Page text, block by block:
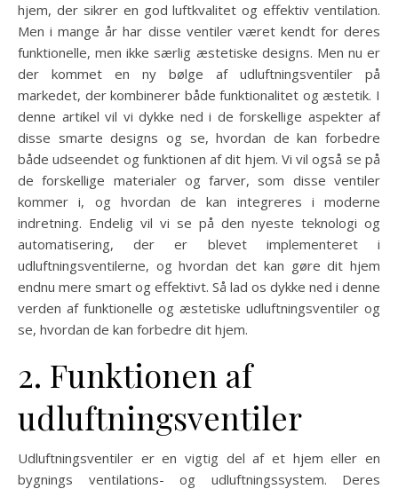
hjem, der sikrer en god luftkvalitet og effektiv ventilation.
Men i mange år har disse ventiler været kendt for deres
funktionelle, men ikke særlig æstetiske designs. Men nu er
der kommet en ny bølge af udluftningsventiler på
markedet, der kombinerer både funktionalitet og æstetik. I
denne artikel vil vi dykke ned i de forskellige aspekter af
disse smarte designs og se, hvordan de kan forbedre
både udseendet og funktionen af dit hjem. Vi vil også se på
de forskellige materialer og farver, som disse ventiler
kommer i, og hvordan de kan integreres i moderne
indretning. Endelig vil vi se på den nyeste teknologi og
automatisering, der er blevet implementeret i
udluftningsventilerne, og hvordan det kan gøre dit hjem
endnu mere smart og effektivt. Så lad os dykke ned i denne
verden af funktionelle og æstetiske udluftningsventiler og
se, hvordan de kan forbedre dit hjem.
2. Funktionen af
udluftningsventiler
Udluftningsventiler er en vigtig del af et hjem eller en
bygnings ventilations- og udluftningssystem. Deres